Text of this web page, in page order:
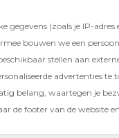
gegevens (zoals je IP-adres
bouwen we een
stellen aan
advertenties te
belang, waartegen je
de footer van de website
de helft